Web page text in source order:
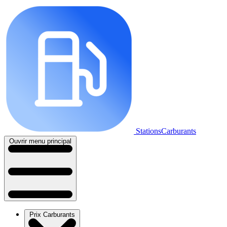
StationsCarburants
Ouvrir menu principal
Prix Carburants